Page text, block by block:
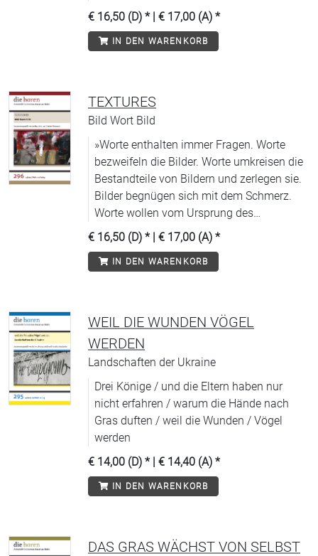
verantwortet.
€ 16,50 (D) * | € 17,00 (A) *
IN DEN WARENKORB
TEXTURES
Bild Wort Bild
»Worte enthalten immer Fragen. Worte
bezweifeln die Bilder. Worte umkreisen die
Bestandteile von Bildern und zerlegen sie.
Bilder begnügen sich mit dem Schmerz.
Worte wollen vom Ursprung des
Schmerzes wissen.« Peter Weiss
€ 16,50 (D) * | € 17,00 (A) *
IN DEN WARENKORB
WEIL DIE WUNDEN VÖGEL
WERDEN
Landschaften der Ukraine
Drei Könige / und die Eltern haben nur
nicht erfahren / warum die Hände nach
Gras duften / weil die Wunden / Vögel
werden
€ 14,00 (D) * | € 14,40 (A) *
IN DEN WARENKORB
DAS GRAS WÄCHST VON SELBST